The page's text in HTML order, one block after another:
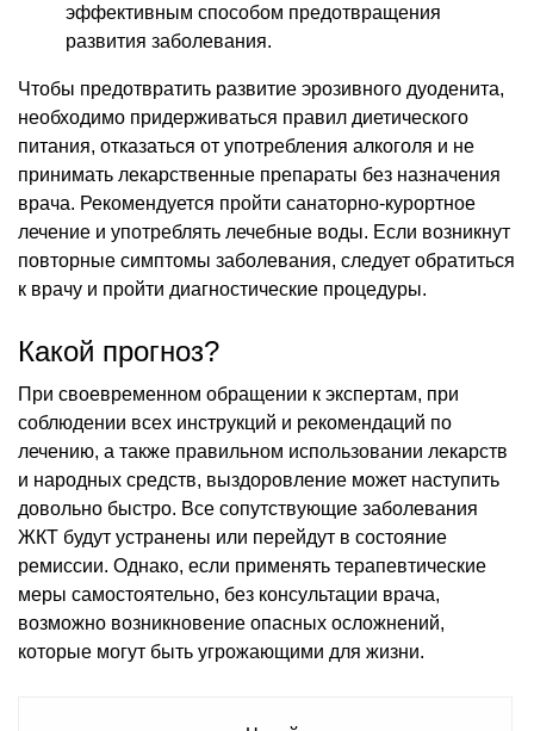
эффективным способом предотвращения
развития заболевания.
Чтобы предотвратить развитие эрозивного дуоденита,
необходимо придерживаться правил диетического
питания, отказаться от употребления алкоголя и не
принимать лекарственные препараты без назначения
врача. Рекомендуется пройти санаторно-курортное
лечение и употреблять лечебные воды. Если возникнут
повторные симптомы заболевания, следует обратиться
к врачу и пройти диагностические процедуры.
Какой прогноз?
При своевременном обращении к экспертам, при
соблюдении всех инструкций и рекомендаций по
лечению, а также правильном использовании лекарств
и народных средств, выздоровление может наступить
довольно быстро. Все сопутствующие заболевания
ЖКТ будут устранены или перейдут в состояние
ремиссии. Однако, если применять терапевтические
меры самостоятельно, без консультации врача,
возможно возникновение опасных осложнений,
которые могут быть угрожающими для жизни.